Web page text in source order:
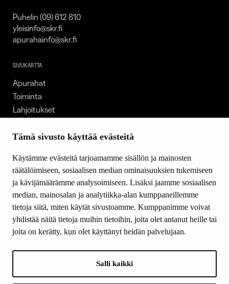
Tämä sivusto käyttää evästeitä
Käytämme evästeitä tarjoamamme sisällön ja mainosten
räätälöimiseen, sosiaalisen median ominaisuuksien tukemiseen
ja kävijämäärämme analysoimiseen. Lisäksi jaamme sosiaalisen
median, mainosalan ja analytiikka-alan kumppaneillemme
tietoja siitä, miten käytät sivustoamme. Kumppanimme voivat
yhdistää näitä tietoja muihin tietoihin, joita olet antanut heille tai
joita on kerätty, kun olet käyttänyt heidän palvelujaan.
Salli kaikki
Puhelin (09) 612 810
yleisinfo@skr.fi
apurahainfo@skr.fi
SIVUKARTTA
Apurahat
Toiminta
Lahjoitukset
Ajankohtaista
Yhteystiedot
SEURAA MEITÄ
Facebook
Instagram
LinkedIn